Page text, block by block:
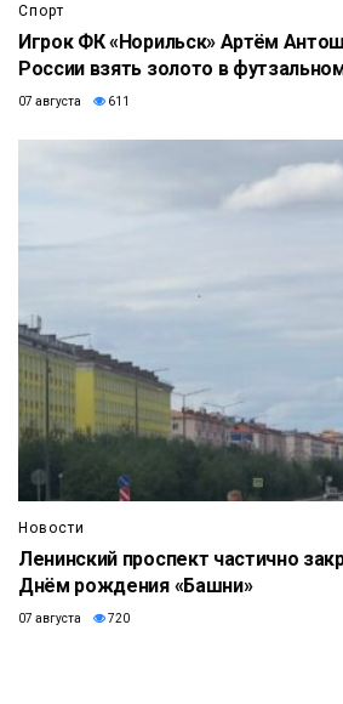
Спорт
Игрок ФК «Норильск» Артём
России взять золото в
07 августа 611
Новости
Ленинский проспект частично
Днём рождения «Башни»
07 августа 720